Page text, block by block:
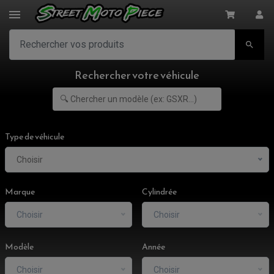

Rechercher votre véhicule
Type de véhicule
Choisir
Marque
Choisir
Cylindrée
Choisir
Modèle
Choisir
Année
Choisir